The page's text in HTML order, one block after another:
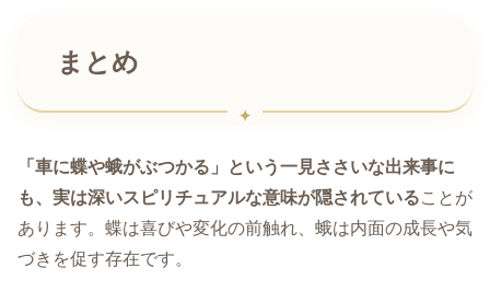
まとめ
「車に蝶や蛾がぶつかる」という一見ささいな出来事に
も、実は深いスピリチュアルな意味が隠されていることが
あります。蝶は喜びや変化の前触れ、蛾は内面の成長や気
づきを促す存在です。